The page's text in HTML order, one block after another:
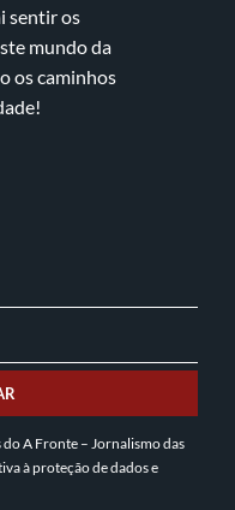
sentir os
mundo da
os caminhos
A Fronte – Jornalismo das
àproteção de dadose